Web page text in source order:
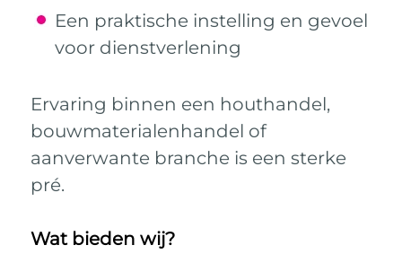
Een praktische instelling en gevoel
voor dienstverlening
Ervaring binnen een houthandel,
bouwmaterialenhandel of
aanverwante branche is een sterke
pré.
Wat bieden wij?